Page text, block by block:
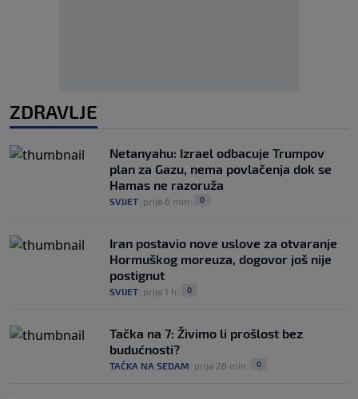
ZDRAVLJE
Netanyahu: Izrael odbacuje Trumpov
plan za Gazu, nema povlačenja dok se
Hamas ne razoruža
SVIJET prije 6 min 0
Iran postavio nove uslove za otvaranje
Hormuškog moreuza, dogovor još nije
postignut
SVIJET prije 1 h 0
Tačka na 7: Živimo li prošlost bez
budućnosti?
TAČKA NA SEDAM prije 26 min 0